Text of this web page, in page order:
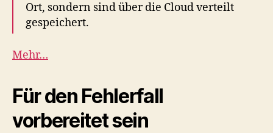
Ort, sondern sind über die Cloud verteilt
gespeichert.
Mehr…
Für den Fehlerfall
vorbereitet sein